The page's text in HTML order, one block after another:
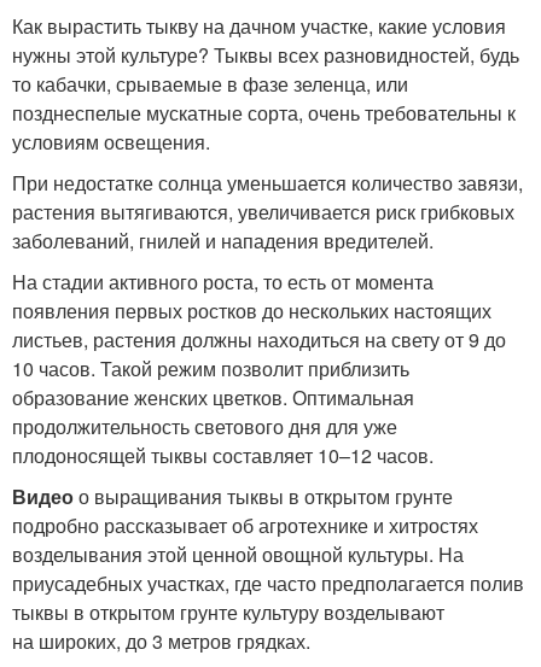
Как вырастить тыкву на дачном участке, какие условия
нужны этой культуре? Тыквы всех разновидностей, будь
то кабачки, срываемые в фазе зеленца, или
позднеспелые мускатные сорта, очень требовательны к
условиям освещения.
При недостатке солнца уменьшается количество завязи,
растения вытягиваются, увеличивается риск грибковых
заболеваний, гнилей и нападения вредителей.
На стадии активного роста, то есть от момента
появления первых ростков до нескольких настоящих
листьев, растения должны находиться на свету от 9 до
10 часов. Такой режим позволит приблизить
образование женских цветков. Оптимальная
продолжительность светового дня для уже
плодоносящей тыквы составляет 10–12 часов.
Видеоо выращивания тыквы в открытом грунте
подробно рассказывает об агротехнике и хитростях
возделывания этой ценной овощной культуры. На
приусадебных участках, где часто предполагается полив
тыквы в открытом грунте культуру возделывают
на широких, до 3 метров грядках.